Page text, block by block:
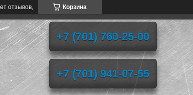
Корзина
отзывов,
+7 (701) 760-25-00
+7 (701) 941-07-55